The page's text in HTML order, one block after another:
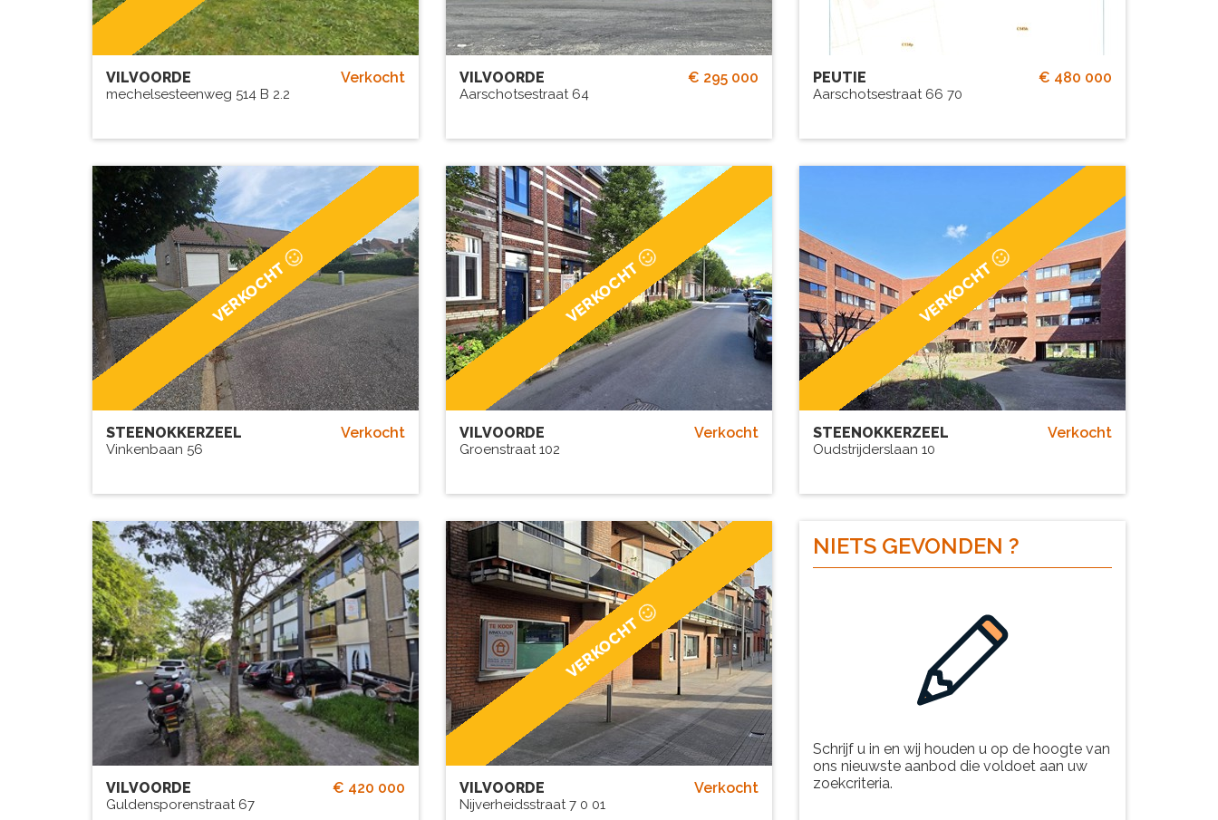
Verkocht
VILVOORDE
mechelsesteenweg 514 B 2.2
€ 295 000
VILVOORDE
Aarschotsestraat 64
€ 480 000
PEUTIE
Aarschotsestraat 66 70
VERKOCHT
Verkocht
STEENOKKERZEEL
Vinkenbaan 56
VERKOCHT
Verkocht
VILVOORDE
Groenstraat 102
VERKOCHT
Verkocht
STEENOKKERZEEL
Oudstrijderslaan 10
€ 420 000
VILVOORDE
Guldensporenstraat 67
Gesloten bebouwing (bel-étage)
in rustige woonwijk.
# SLPK.
3
TUIN?
Ja
GARAGE?
Ja
VERKOCHT
Verkocht
VILVOORDE
Nijverheidsstraat 7 0 01
NIETS GEVONDEN ?
Schrijf u in en wij houden u op de hoogte van
ons nieuwste aanbod die voldoet aan uw
zoekcriteria.